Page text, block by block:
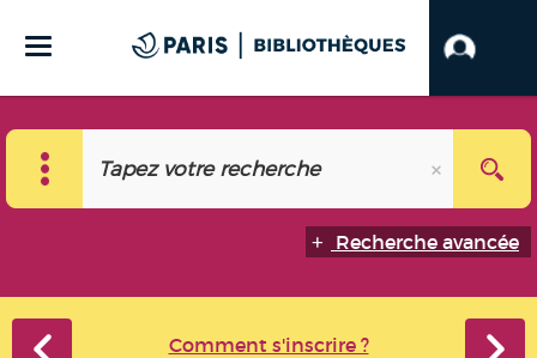
Recherche avancée
Comment s'inscrire ?